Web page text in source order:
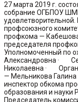
27 марта 2019 г.
собрание ОГБПОУ
удовлетворительной.
профсоюзного
профкома —
председателя
Уполномоченный по
Александровна ·
Николаевна ·
— Мельникова
инспектор обкома
образования и
Председатель